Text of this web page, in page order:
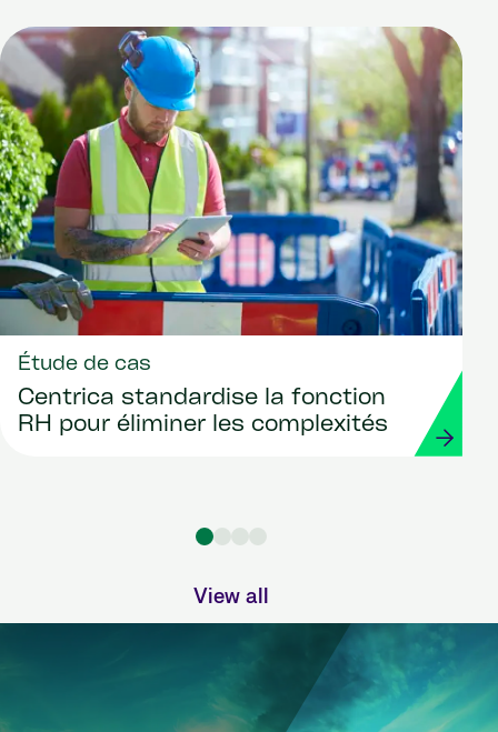
Étude de cas
Centrica standardise la fonction
RH pour éliminer les complexités
View all